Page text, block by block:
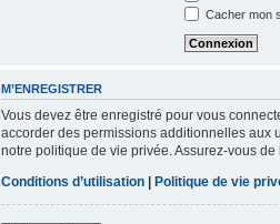
Cacher mon
M’ENREGISTRER
Vous devez être enregistré pour vous
accorder des permissions additionnelles aux
notre politique de vie privée. Assurez-vous
Conditions d’utilisation | Politique de vie